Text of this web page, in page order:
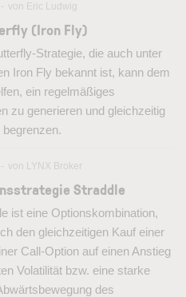
von Eric Ludwig
(Iron Fly)
Strategie, die auch unter
Iron Fly bekannt ist, kann dem
ein regelmäßiges
zu generieren und gleichzeitig
von LYNX Broker
Straddle
ist eine Optionskombination,
den gleichzeitigen Kauf einer
Call-Option auf einen Anstieg
Volatilität bzw. eine starke
des